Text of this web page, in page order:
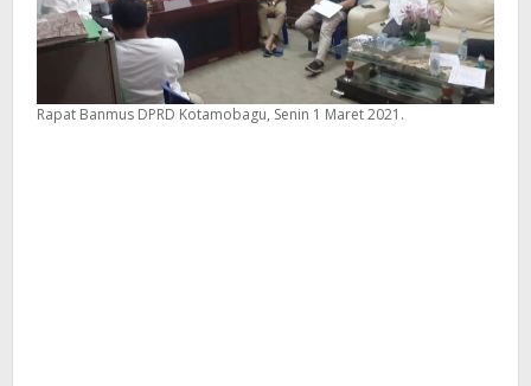
Rapat Banmus DPRD Kotamobagu, Senin 1 Maret 2021.